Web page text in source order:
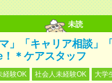
未読
マ」「キャリア相談」
＊ケアスタッフ
経験OK 社会人未経験OK 大学